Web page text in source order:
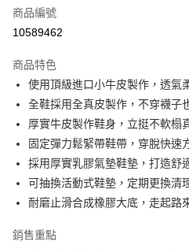
信用卡分期付款
合作金庫商業銀行
華南商業銀行
上海商業儲蓄銀行
國泰世華商業銀行
臺灣中小企業銀行
匯豐（台灣）商業銀行
聯邦商業銀行
元大商業銀行
玉山商業銀行
台灣樂天信用卡公司
超商取貨付款
LINE Pay
Apple Pay
街口支付
商品編號
10589462
商品特色
使用頂級進口小牛皮製作，透氣
全鞋採用全真皮製作，不穿襪子
厚實牛皮製作鞋身，立挺不軟榻
固定彈力鬆緊帶鞋帶，穿脫快速
採用厚實乳膠氣墊鞋墊，打造舒
可抽換活動式鞋墊，定期更換清
耐磨止滑合成橡膠大底，走起路
銷售重點